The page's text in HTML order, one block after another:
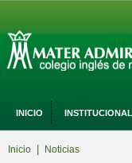
INICIO INSTITUCIONAL
Inicio Noticias